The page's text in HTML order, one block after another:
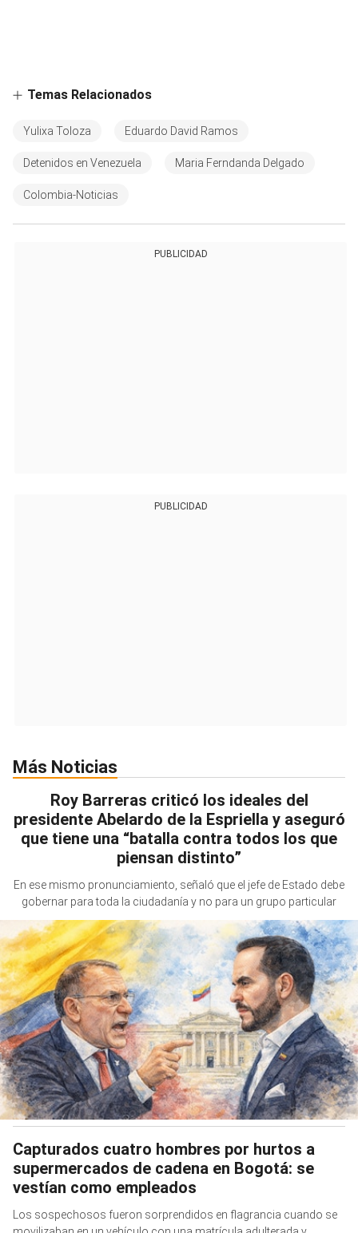
Temas Relacionados
Yulixa Toloza Eduardo David Ramos
Detenidos en Venezuela Maria Ferndanda Delgado
Colombia-Noticias
PUBLICIDAD
PUBLICIDAD
Más Noticias
Roy Barreras criticó los ideales del
presidente Abelardo de la Espriella y aseguró
que tiene una “batalla contra todos los que
piensan distinto”
En ese mismo pronunciamiento, señaló que el jefe de Estado debe
gobernar para toda la ciudadanía y no para un grupo particular
Capturados cuatro hombres por hurtos a
supermercados de cadena en Bogotá: se
vestían como empleados
Los sospechosos fueron sorprendidos en flagrancia cuando se